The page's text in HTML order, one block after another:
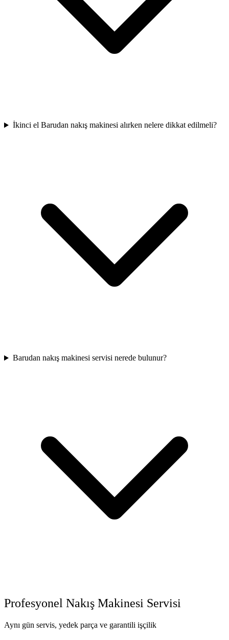
İkinci el Barudan nakış makinesi alırken nelere dikkat edilmeli?
Barudan nakış makinesi servisi nerede bulunur?
Profesyonel Nakış Makinesi Servisi
Aynı gün servis, yedek parça ve garantili işçilik